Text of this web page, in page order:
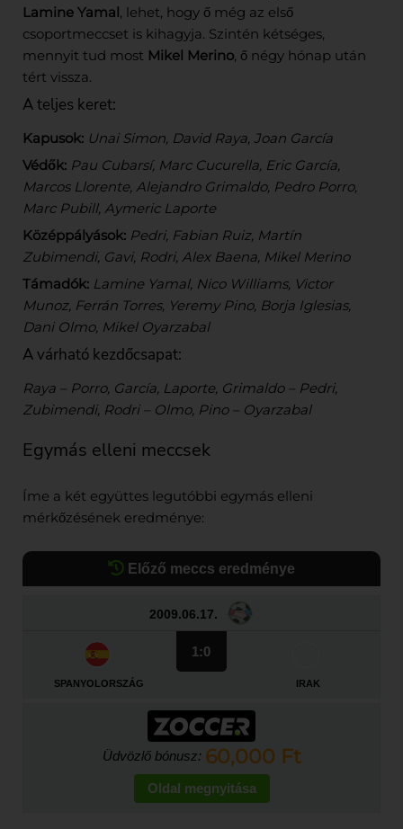
Lamine Yamal, lehet, hogy ő még az első
csoportmeccset is kihagyja. Szintén kétséges,
mennyit tud most Mikel Merino, ő négy hónap után
tért vissza.
A teljes keret:
Kapusok: Unai Simon, David Raya, Joan García
Védők: Pau Cubarsí, Marc Cucurella, Eric García,
Marcos Llorente, Alejandro Grimaldo, Pedro Porro,
Marc Pubill, Aymeric Laporte
Középpályások: Pedri, Fabian Ruiz, Martín
Zubimendi, Gavi, Rodri, Alex Baena, Mikel Merino
Támadók: Lamine Yamal, Nico Williams, Victor
Munoz, Ferrán Torres, Yeremy Pino, Borja Iglesias,
Dani Olmo, Mikel Oyarzabal
A várható kezdőcsapat:
Raya – Porro, García, Laporte, Grimaldo – Pedri,
Zubimendi, Rodri – Olmo, Pino – Oyarzabal
Egymás elleni meccsek
Íme a két együttes legutóbbi egymás elleni
mérkőzésének eredménye:
Előző meccs eredménye
2009.06.17.
SPANYOLORSZÁG
1:0
IRAK
Üdvözlő bónusz: 60,000 Ft
Oldal megnyitása